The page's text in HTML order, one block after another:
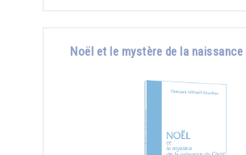
Noël et le mystère de la